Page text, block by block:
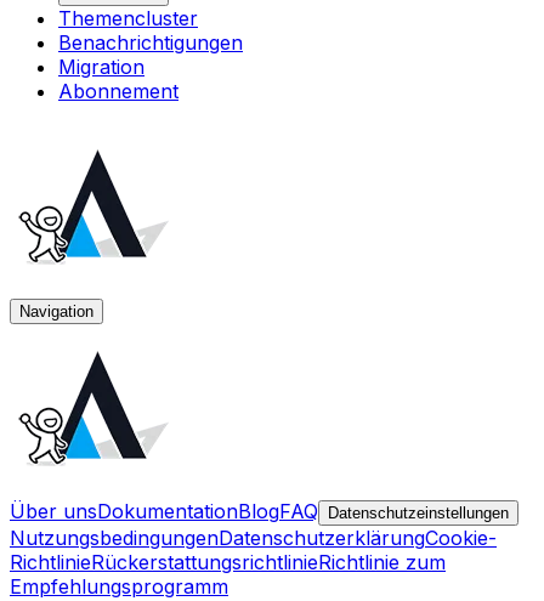
Themencluster
Benachrichtigungen
Migration
Abonnement
Navigation
Über unsDokumentationBlogFAQ Datenschutzeinstellungen
NutzungsbedingungenDatenschutzerklärungCookie-
RichtlinieRückerstattungsrichtlinieRichtlinie zum
Empfehlungsprogramm